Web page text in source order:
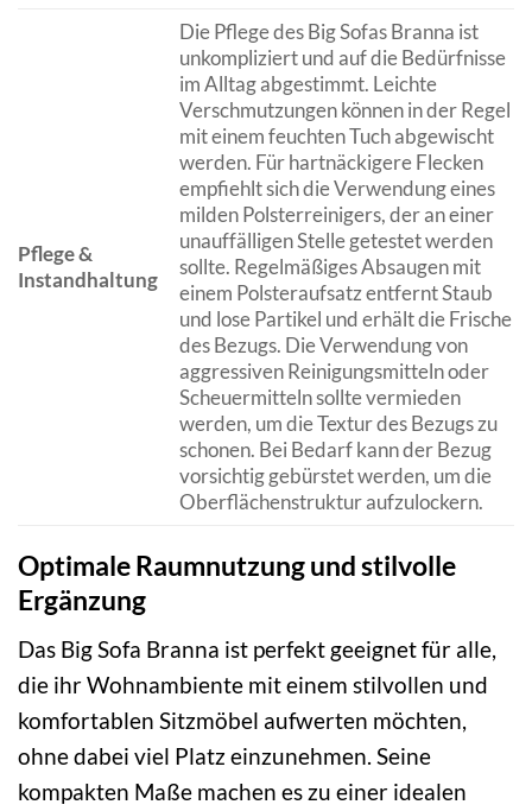
Pflege &
Instandhaltung
Die Pflege des Big Sofas Branna ist
unkompliziert und auf die Bedürfnisse
im Alltag abgestimmt. Leichte
Verschmutzungen können in der Regel
mit einem feuchten Tuch abgewischt
werden. Für hartnäckigere Flecken
empfiehlt sich die Verwendung eines
milden Polsterreinigers, der an einer
unauffälligen Stelle getestet werden
sollte. Regelmäßiges Absaugen mit
einem Polsteraufsatz entfernt Staub
und lose Partikel und erhält die Frische
des Bezugs. Die Verwendung von
aggressiven Reinigungsmitteln oder
Scheuermitteln sollte vermieden
werden, um die Textur des Bezugs zu
schonen. Bei Bedarf kann der Bezug
vorsichtig gebürstet werden, um die
Oberflächenstruktur aufzulockern.
Optimale Raumnutzung und stilvolle
Ergänzung
Das Big Sofa Branna ist perfekt geeignet für alle,
die ihr Wohnambiente mit einem stilvollen und
komfortablen Sitzmöbel aufwerten möchten,
ohne dabei viel Platz einzunehmen. Seine
kompakten Maße machen es zu einer idealen